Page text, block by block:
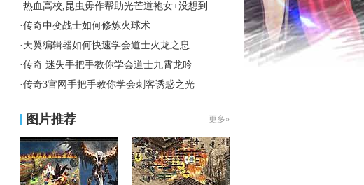
·热血高校,昆虫毋作帮助光芒道袍女+没想到
·传奇中变战士如何修炼火球术
· 天翼编辑器如何快速学会道士火龙之息
·传奇 迷失手把手教你学会道士九霄龙吟
·传奇3官网手把手教你学会刺客诱惑之光
图片推荐 更多»